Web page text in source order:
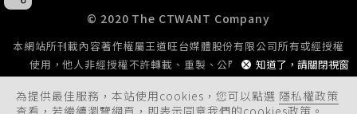
為提供最佳服務，本站使用cookies，您可以點選 隱私權政策
查看，若繼續瀏覽網頁，即表示同意我們的cookies政策。
知道了，請關閉視窗
© 2020 The CTWANT Company
本網站所刊載內容著作權屬王道旺台媒體股份有限公司所有或經授權
使用，他人非經授權不許轉載、重製、公開播送或公開傳輸。